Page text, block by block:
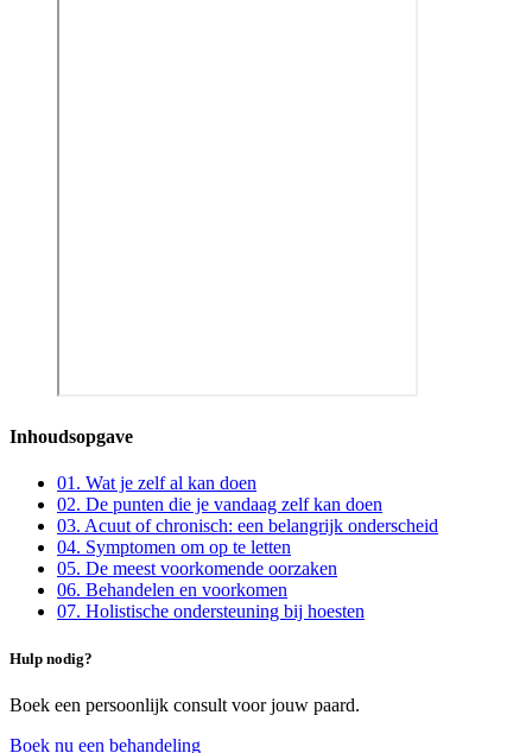
Inhoudsopgave
01. Wat je zelf al kan doen
02. De punten die je vandaag zelf kan doen
03. Acuut of chronisch: een belangrijk onderscheid
04. Symptomen om op te letten
05. De meest voorkomende oorzaken
06. Behandelen en voorkomen
07. Holistische ondersteuning bij hoesten
Hulp nodig?
Boek een persoonlijk consult voor jouw paard.
Boek nu een behandeling